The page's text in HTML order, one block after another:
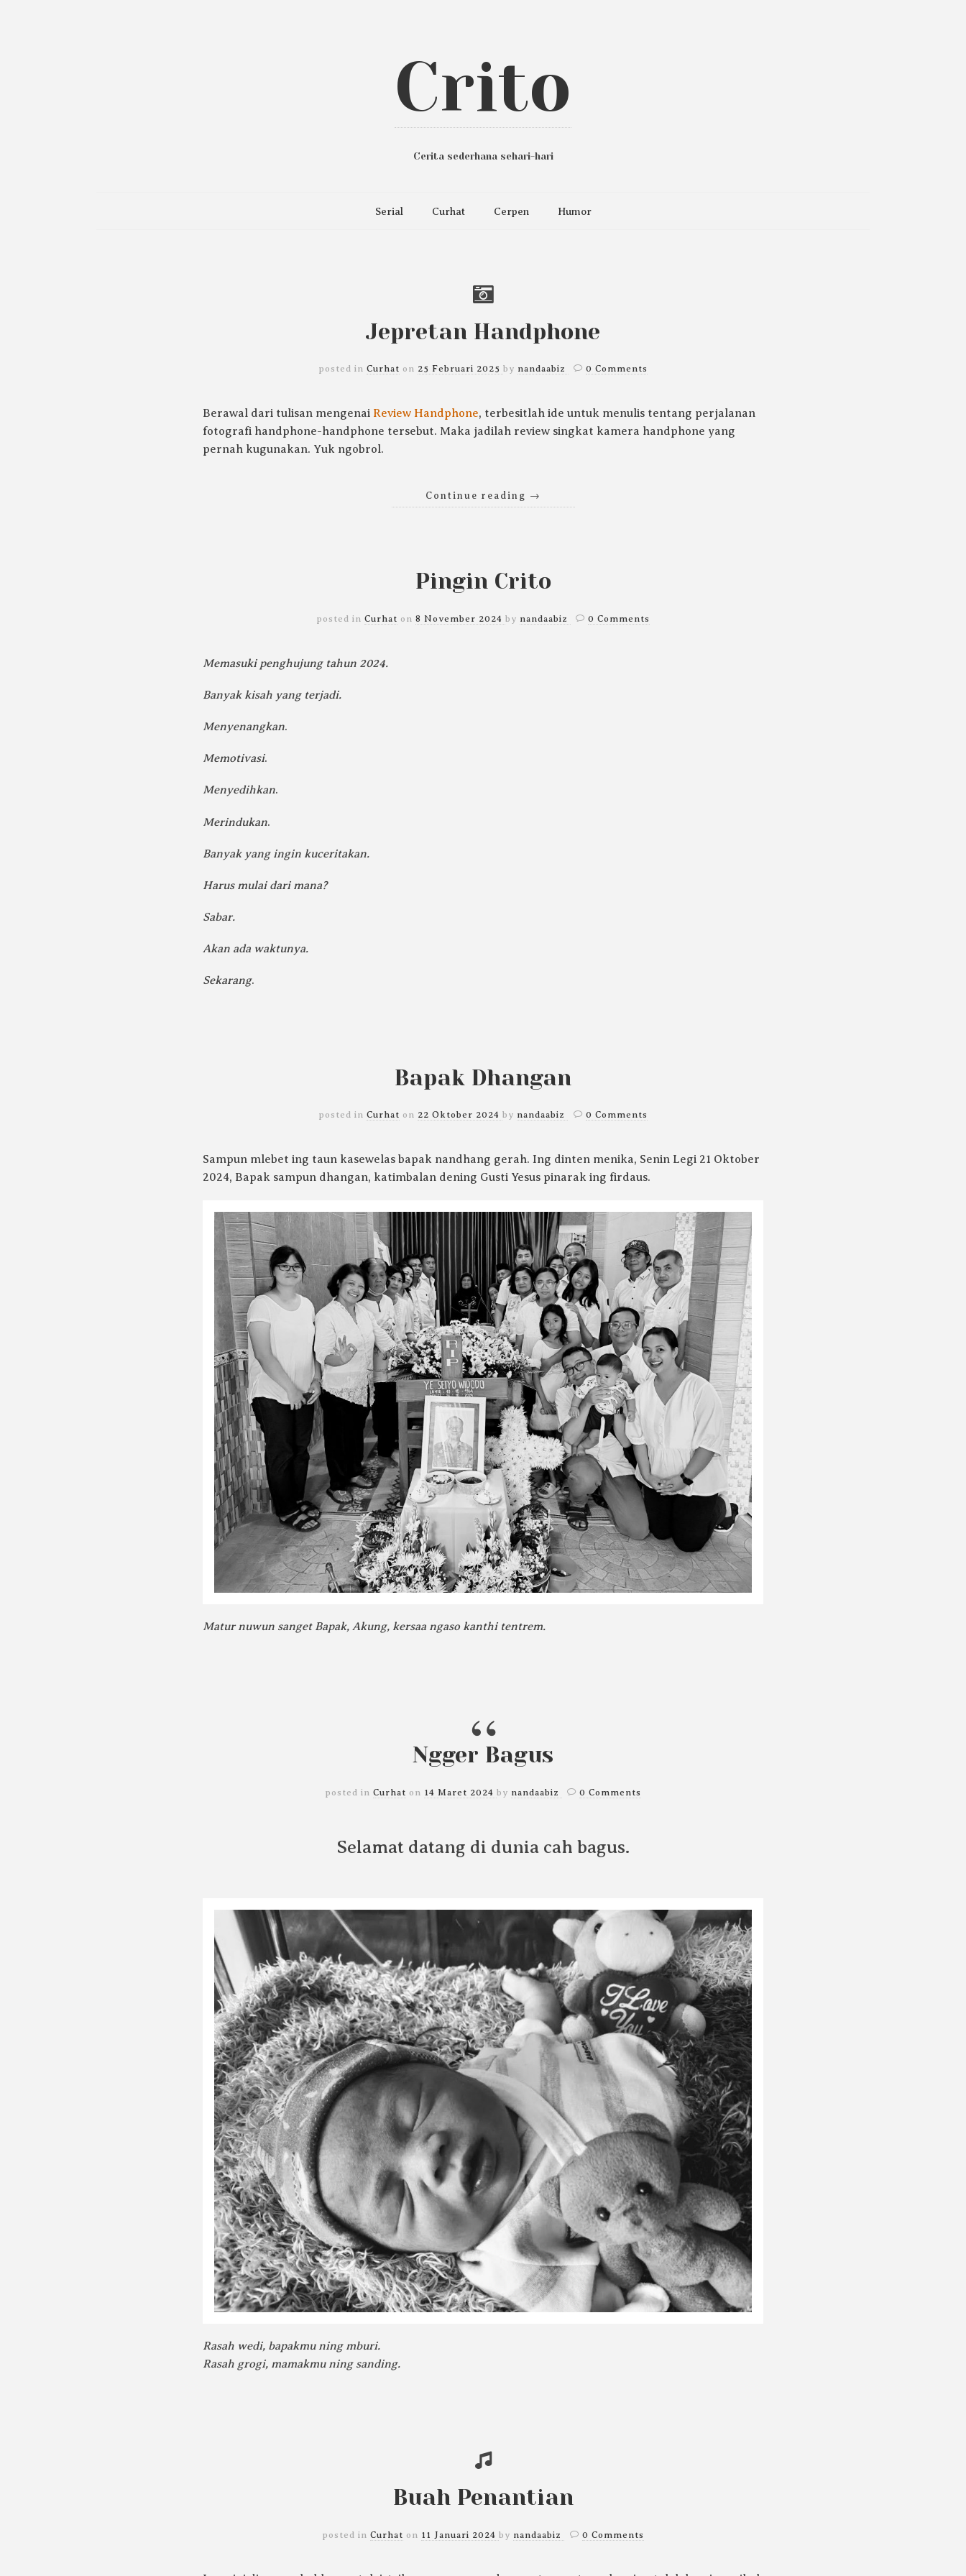
Crito
Cerita sederhana sehari-hari
Serial Curhat Cerpen Humor
Jepretan Handphone
posted in Curhat on 25 Februari 2025 by nandaabiz 0 Comments
Berawal dari tulisan mengenai Review Handphone, terbesitlah ide untuk menulis tentang perjalanan
fotografi handphone-handphone tersebut. Maka jadilah review singkat kamera handphone yang
pernah kugunakan. Yuk ngobrol.
Continue reading →
Pingin Crito
posted in Curhat on 8 November 2024 by nandaabiz 0 Comments
Memasuki penghujung tahun 2024.
Banyak kisah yang terjadi.
Menyenangkan.
Memotivasi.
Menyedihkan.
Merindukan.
Banyak yang ingin kuceritakan.
Harus mulai dari mana?
Sabar.
Akan ada waktunya.
Sekarang.
Bapak Dhangan
posted inCurhat on 22 Oktober 2024by nandaabiz 0 Comments
Sampun mlebet ing taun kasewelas bapak nandhang gerah. Ing dinten menika, Senin Legi 21 Oktober
2024, Bapak sampun dhangan, katimbalan dening Gusti Yesus pinarak ing firdaus.
Matur nuwun sanget Bapak, Akung, kersaa ngaso kanthi tentrem.
Ngger Bagus
posted in Curhat on 14 Maret 2024 by nandaabiz 0 Comments
Selamat datang di dunia cah bagus.
Rasah wedi, bapakmu ning mburi.
Rasah grogi, mamakmu ning sanding.
Buah Penantian
posted inCurhat on 11 Januari 2024by nandaabiz 0 Comments